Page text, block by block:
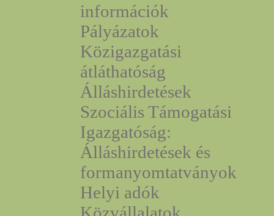
információk
Pályázatok
Közigazgatási
átláthatóság
Álláshirdetések
Szociális Támogatási
Igazgatóság:
Álláshirdetések és
formanyomtatványok
Helyi adók